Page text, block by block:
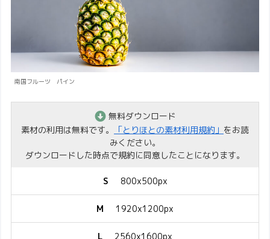
南国フルーツ パイン
無料ダウンロード
素材の利用は無料です。
「とりほとの素材利用規約」 をお読
みください。
ダウンロードした時点で規約に同意したことになります。
S 800x500px
M 1920x1200px
L 2560x1600px